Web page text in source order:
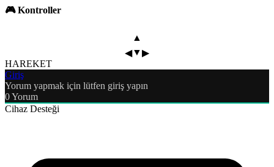
🎮 Kontroller
▲
◀▼▶
HAREKET
Giriş
Yorum yapmak için lütfen giriş yapın
0Yorum
Cihaz Desteği